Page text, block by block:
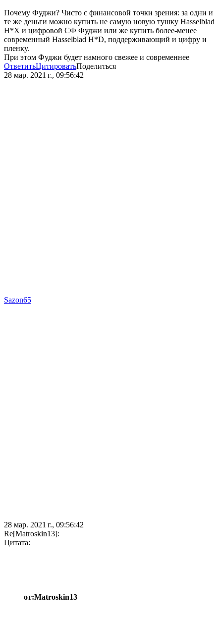
Почему Фуджи? Чисто с финансовой точки зрения: за одни и
те же деньги можно купить не самую новую тушку Hasselblad
H*X и цифровой СФ Фуджи или же купить более-менее
современный Hasselblad H*D, поддерживающий и цифру и
пленку.
При этом Фуджи будет намного свежее и современнее
ОтветитьЦитироватьПоделиться
28 мар. 2021 г., 09:56:42
Sazon65
28 мар. 2021 г., 09:56:42
Re[Matroskin13]:
Цитата:
от:Matroskin13